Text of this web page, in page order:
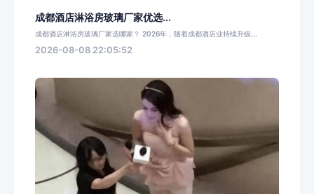
成都酒店淋浴房玻璃厂家优选...
成都酒店淋浴房玻璃厂家选哪家？ 2026年，随着成都酒店业持续升级...
2026-08-08 22:05:52